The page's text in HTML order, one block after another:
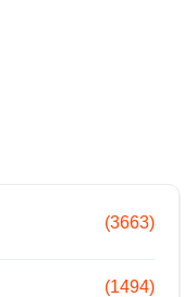
(3663)
(1494)